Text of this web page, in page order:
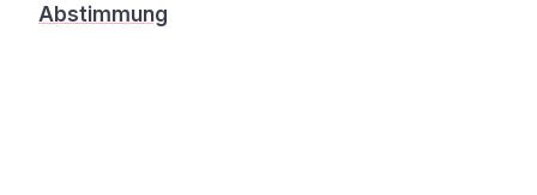
Abstimmung